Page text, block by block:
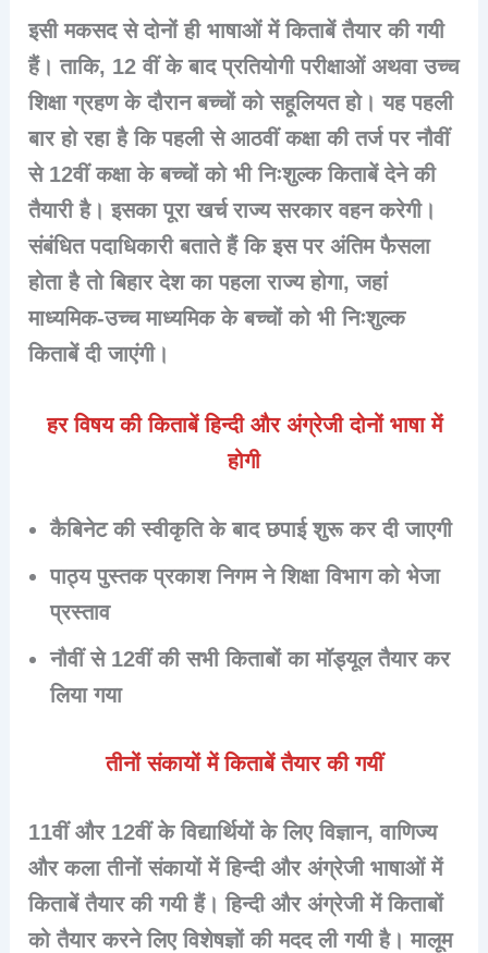
इसी मकसद से दोनों ही भाषाओं में किताबें तैयार की गयी
हैं। ताकि, 12 वीं के बाद प्रतियोगी परीक्षाओं अथवा उच्च
शिक्षा ग्रहण के दौरान बच्चों को सहूलियत हो। यह पहली
बार हो रहा है कि पहली से आठवीं कक्षा की तर्ज पर नौवीं
से 12वीं कक्षा के बच्चों को भी निःशुल्क किताबें देने की
तैयारी है। इसका पूरा खर्च राज्य सरकार वहन करेगी।
संबंधित पदाधिकारी बताते हैं कि इस पर अंतिम फैसला
होता है तो बिहार देश का पहला राज्य होगा, जहां
माध्यमिक-उच्च माध्यमिक के बच्चों को भी निःशुल्क
किताबें दी जाएंगी।
हर विषय की किताबें हिन्दी और अंग्रेजी दोनों भाषा में
होगी
कैबिनेट की स्वीकृति के बाद छपाई शुरू कर दी जाएगी
पाठ्य पुस्तक प्रकाश निगम ने शिक्षा विभाग को भेजा
प्रस्ताव
नौवीं से 12वीं की सभी किताबों का मॉड्यूल तैयार कर
लिया गया
तीनों संकायों में किताबें तैयार की गयीं
11वीं और 12वीं के विद्यार्थियों के लिए विज्ञान, वाणिज्य
और कला तीनों संकायों में हिन्दी और अंग्रेजी भाषाओं में
किताबें तैयार की गयी हैं। हिन्दी और अंग्रेजी में किताबों
को तैयार करने लिए विशेषज्ञों की मदद ली गयी है। मालूम